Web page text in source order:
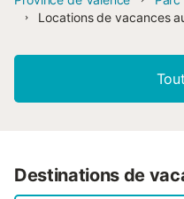
Locations de vacances
Destinations de